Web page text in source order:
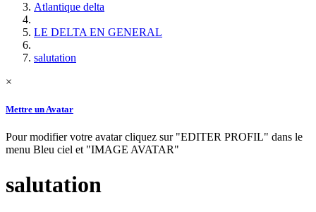
Atlantique delta
LE DELTA EN GENERAL
salutation
×
Mettre un Avatar
Pour modifier votre avatar cliquez sur "EDITER PROFIL" dans le
menu Bleu ciel et "IMAGE AVATAR"
salutation